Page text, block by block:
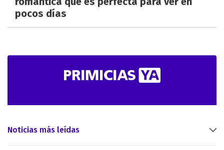
pocos días
Noticias más leídas